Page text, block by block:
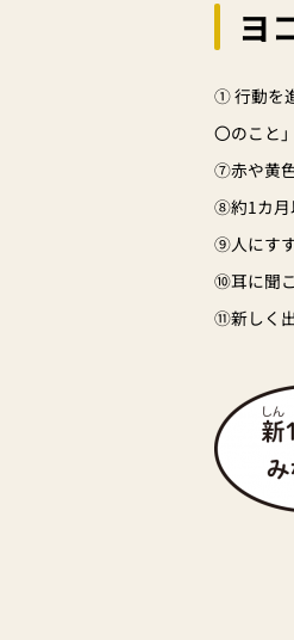
ヨ
① 行動を
〇のこと」
⑦赤や黄
⑧約1カ月
⑨人にす
⑩耳に聞
⑪新しく